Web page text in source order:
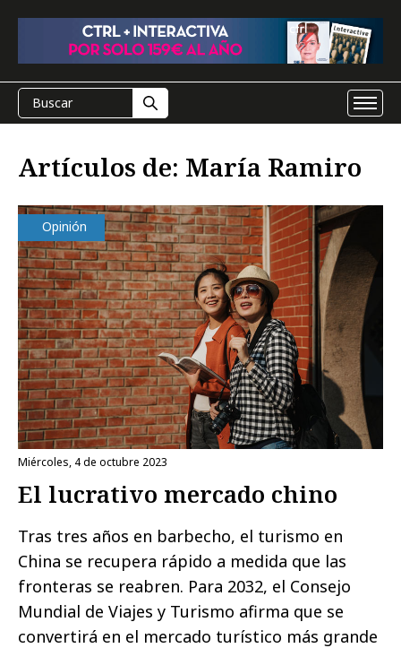
Artículos de: María Ramiro
Opinión
miércoles, 4 de octubre 2023
El lucrativo mercado chino
Tras tres años en barbecho, el turismo en
China se recupera rápido a medida que las
fronteras se reabren. Para 2032, el Consejo
Mundial de Viajes y Turismo afirma que se
convertirá en el mercado turístico más grande